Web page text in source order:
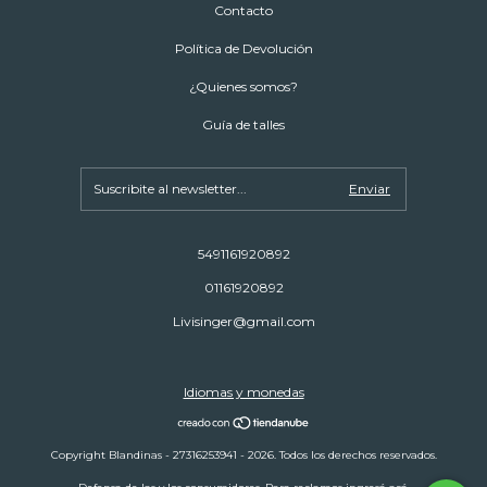
Contacto
Política de Devolución
¿Quienes somos?
Guía de talles
5491161920892
01161920892
Livisinger@gmail.com
Idiomas y monedas
Copyright Blandinas - 27316253941 - 2026. Todos los derechos reservados.